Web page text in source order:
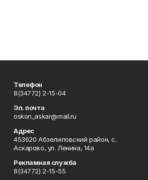
Телефон
8(34772) 2-15-04
Эл. почта
oskon_askar@mail.ru
Адрес
453620 Абзелиловский район, с.
Аскарово, ул. Ленина, 14а
Рекламная служба
8(34772) 2-15-55